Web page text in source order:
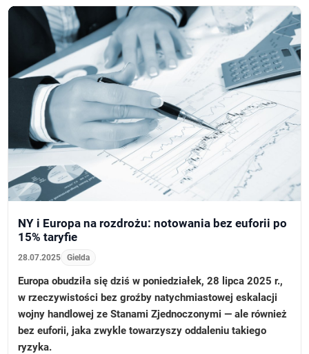
NY i Europa na rozdrożu: notowania bez euforii po
15% taryfie
28.07.2025 Gielda
Europa obudziła się dziś w poniedziałek, 28 lipca 2025 r.,
w rzeczywistości bez groźby natychmiastowej eskalacji
wojny handlowej ze Stanami Zjednoczonymi — ale również
bez euforii, jaka zwykle towarzyszy oddaleniu takiego
ryzyka.